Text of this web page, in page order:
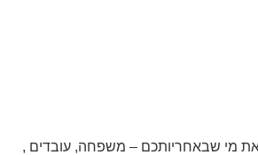
מי שבאחריותכם – משפחה, עובדים ,